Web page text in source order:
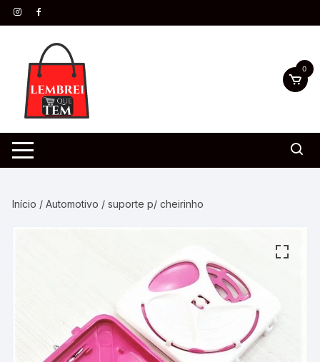
0
Início /Automotivo / suporte p/ cheirinho